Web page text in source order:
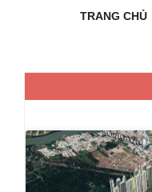
TRANG CHỦ